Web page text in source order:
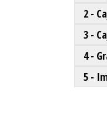
2 -
3 -
4 -
5 -